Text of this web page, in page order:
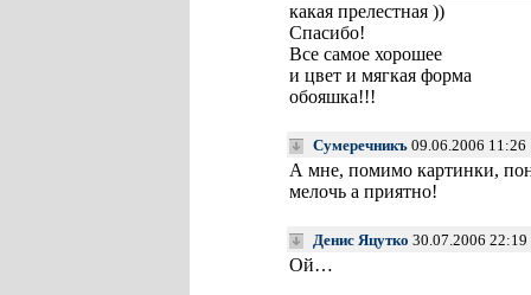
какая прелестная ))
Спасибо!
Все самое хорошее
и цвет и мягкая форма
обояшка!!!
Сумеречникъ 09.06.2006 11:26
А мне, помимо картинки,
мелочь а приятно!
Денис Яцутко 30.07.2006 22:19
Ой…